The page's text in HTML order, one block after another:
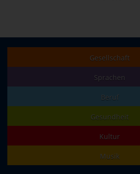
Gesellschaft
Sprachen
Beruf
Gesundheit
Kultur
Musik